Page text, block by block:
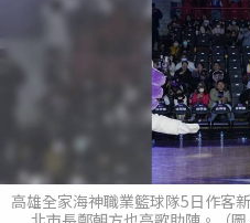
高雄全家海神職業籃球隊5日作客